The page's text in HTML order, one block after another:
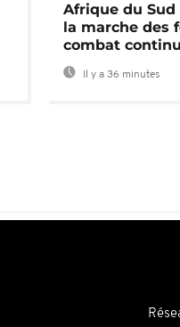
Afrique du Sud
la marche des
combat
Il y a 36 minutes